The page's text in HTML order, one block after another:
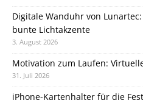
Digitale Wanduhr von
bunte Lichtakzente
3. August 2026
Motivation zum Laufen:
31. Juli 2026
iPhone-Kartenhalter für die